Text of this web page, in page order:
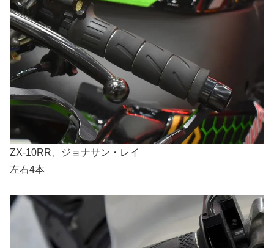
ZX-10RR、ジョナサン・レイ
左右4本